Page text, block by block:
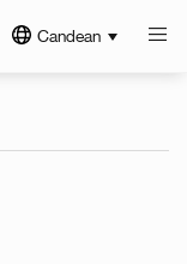
Candean